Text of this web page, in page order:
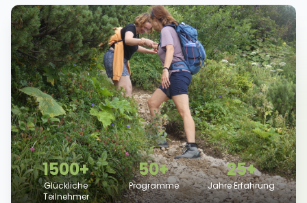
1500+
Glückliche
Teilnehmer
50+
Programme
25+
Jahre Erfahrung